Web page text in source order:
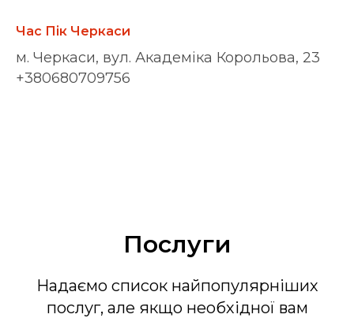
Час Пік Черкаси
м. Черкаси, вул. Академіка Корольова, 23
+380680709756
Послуги
Надаємо список найпопулярніших
послуг, але якщо необхідної вам